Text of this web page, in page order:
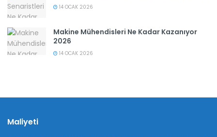
14 OCAK 2026
Makine Mühendisleri Ne Kadar Kazanıyor
2026
14 OCAK 2026
Maliyeti